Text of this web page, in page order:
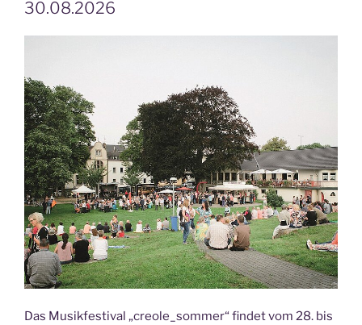
30.08.2026
Das Musikfestival „creole_sommer“ findet vom 28. bis